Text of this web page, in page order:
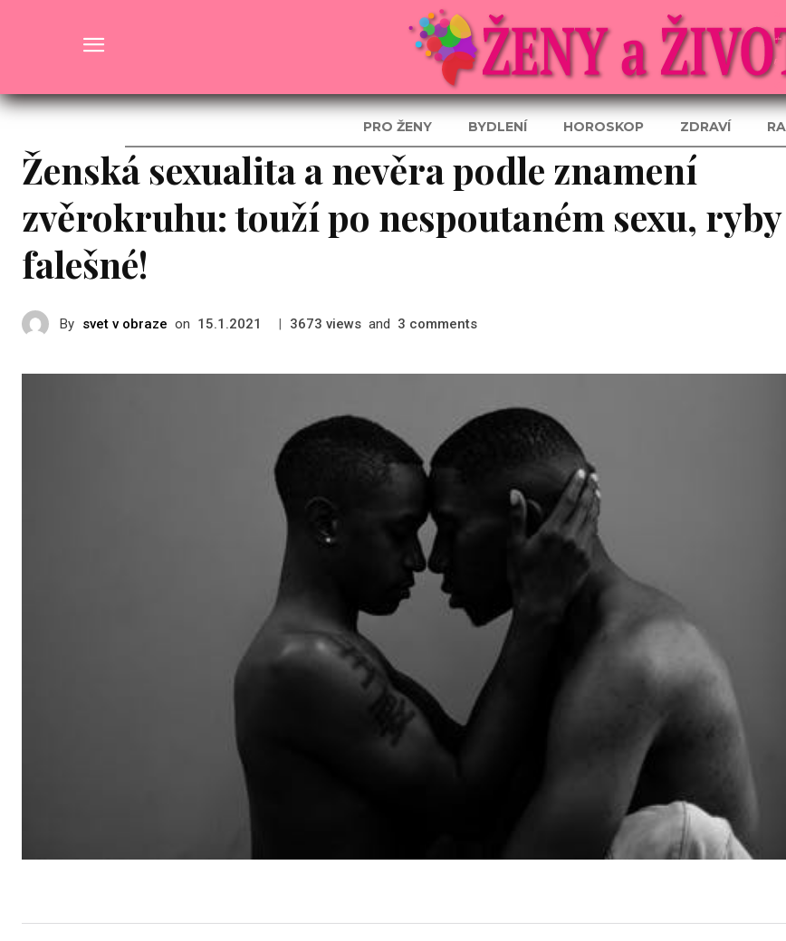
PRO ŽENY BYDLENÍ HOROSKOP ZDRAVÍ
Ženská sexualita a nevěra podle znamení
zvěrokruhu: touží po nespoutaném sexu,
falešné!
By svet v obraze on 15.1.2021 | 3673 views and 3 comments